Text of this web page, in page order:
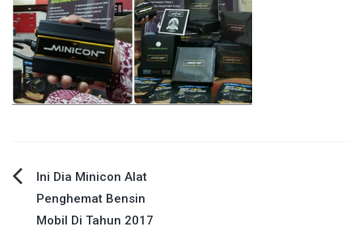
Navigasi
pos
Ini Dia Minicon Alat
Penghemat Bensin
Mobil Di Tahun 2017